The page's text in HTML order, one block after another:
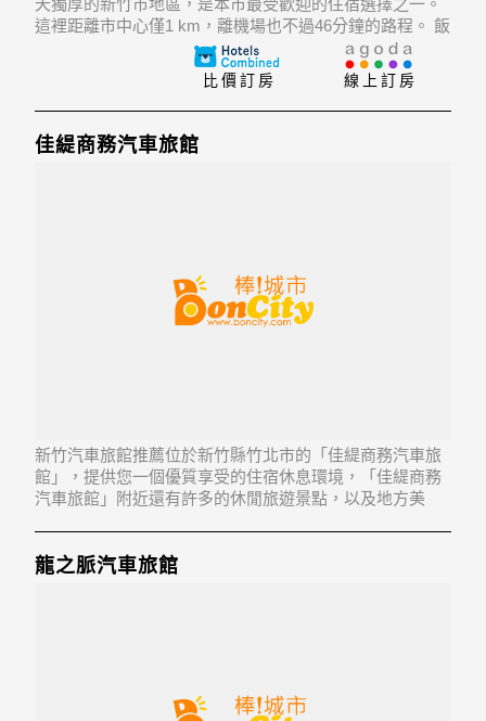
天獨厚的新竹市地區，是本市最受歡迎的住宿選擇之一。
這裡距離市中心僅1 km，離機場也不過46分鐘的路程。 飯
店位置優越讓遊人前往市區內的熱門景點變得方便快捷。
線上訂房
比價訂房
佳緹商務汽車旅館
新竹汽車旅館推薦位於新竹縣竹北市的「佳緹商務汽車旅
館」，提供您一個優質享受的住宿休息環境，「佳緹商務
汽車旅館」附近還有許多的休閒旅遊景點，以及地方美
龍之脈汽車旅館